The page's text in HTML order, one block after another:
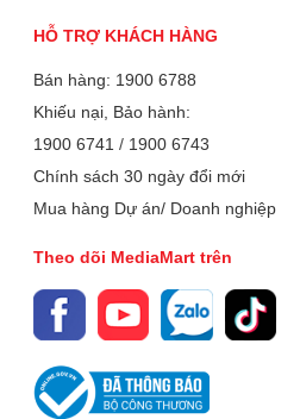
HỖ TRỢ KHÁCH HÀNG
Bán hàng: 1900 6788
Khiếu nại, Bảo hành:
1900 6741 / 1900 6743
Chính sách 30 ngày đổi mới
Mua hàng Dự án/ Doanh nghiệp
Theo dõi MediaMart trên